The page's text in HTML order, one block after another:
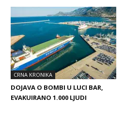
CRNA KRONIKA
DOJAVA O BOMBI U LUCI BAR,
EVAKUIRANO 1.000 LJUDI